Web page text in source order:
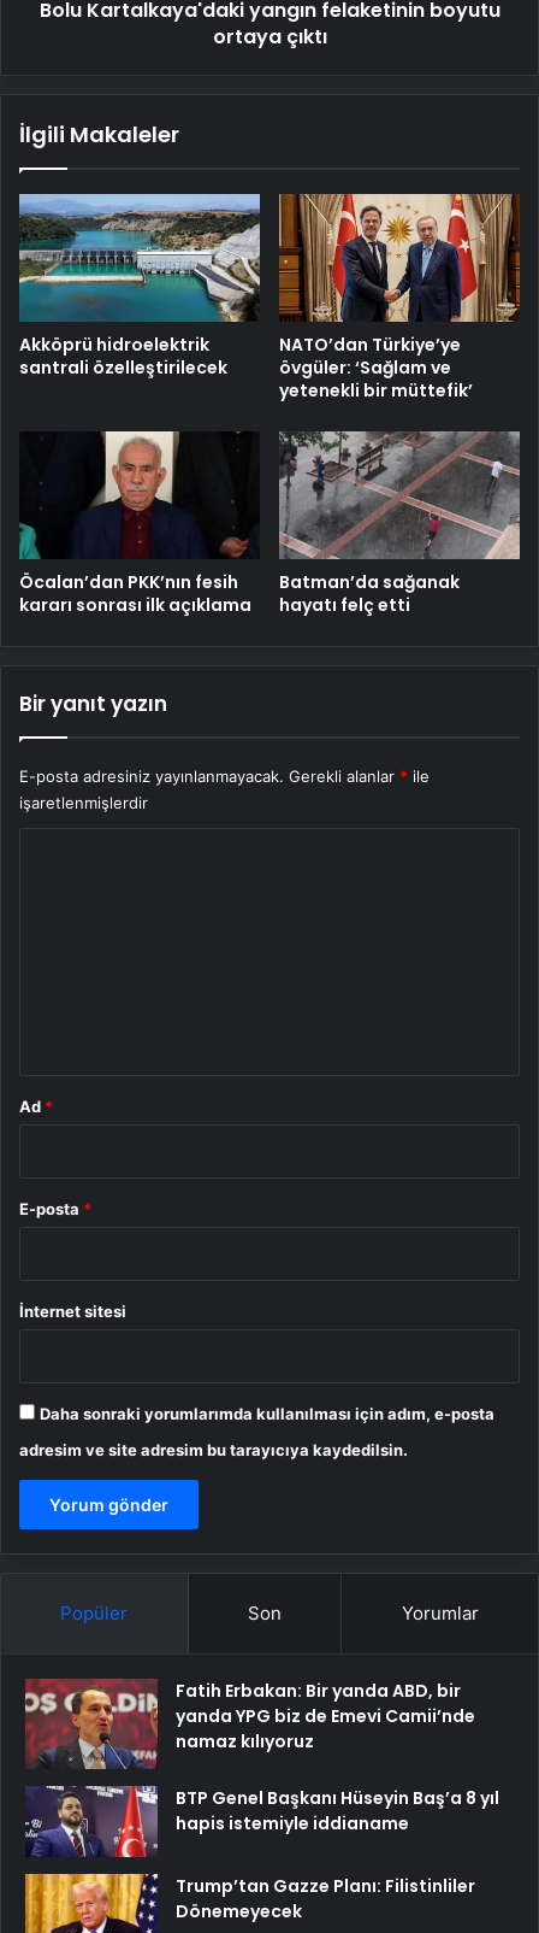
Bolu Kartalkaya'daki yangın felaketinin boyutu
ortaya çıktı
İlgili Makaleler
Akköprü hidroelektrik
santrali özelleştirilecek
NATO’dan Türkiye’ye
övgüler: ‘Sağlam ve
yetenekli bir müttefik’
Öcalan’dan PKK’nın fesih
kararı sonrası ilk açıklama
Batman’da sağanak
hayatı felç etti
Bir yanıt yazın
E-posta adresiniz yayınlanmayacak. Gerekli alanlar * ile
işaretlenmişlerdir
Ad *
E-posta *
İnternet sitesi
Daha sonraki yorumlarımda kullanılması için adım, e-posta
adresim ve site adresim bu tarayıcıya kaydedilsin.
Popüler Son Yorumlar
Fatih Erbakan: Bir yanda ABD, bir
yanda YPG biz de Emevi Camii’nde
namaz kılıyoruz
BTP Genel Başkanı Hüseyin Baş’a 8 yıl
hapis istemiyle iddianame
Trump’tan Gazze Planı: Filistinliler
Dönemeyecek